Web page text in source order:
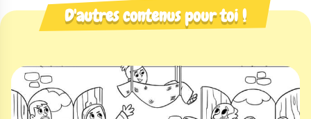
D'autres contenus pour toi !